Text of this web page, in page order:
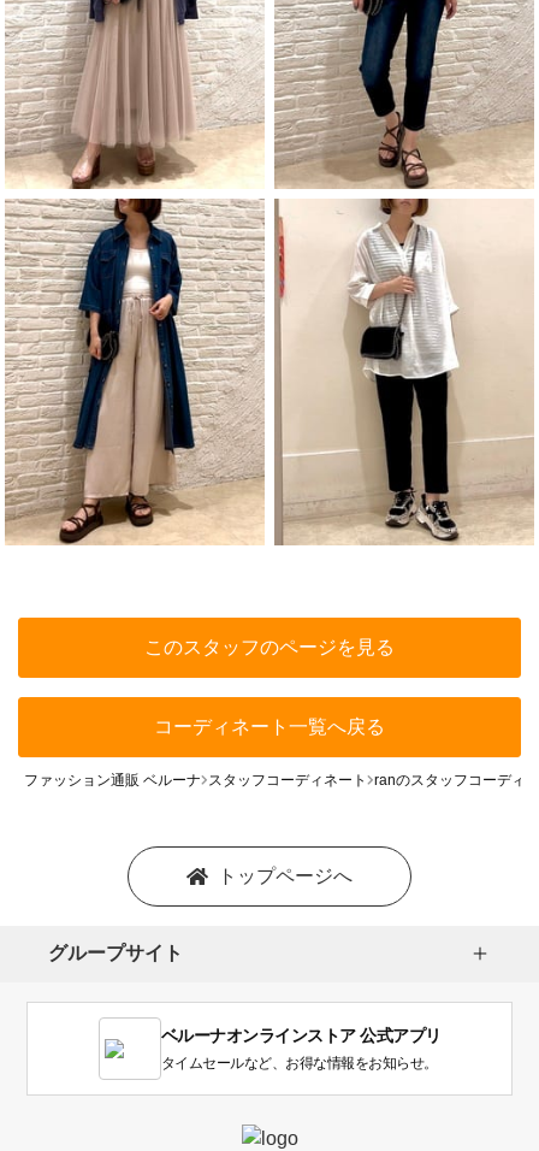
このスタッフのページを見る
コーディネート一覧へ戻る
ファッション通販 ベルーナ スタッフコーディネート ranのスタッフコーディ
トップページへ
グループサイト
ベルーナオンラインストア 公式アプリ
タイムセールなど、お得な情報をお知らせ。